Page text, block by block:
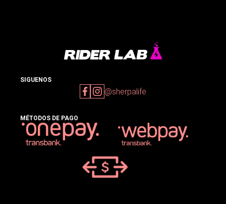
SIGUENOS
@sherpalife
MÉTODOS DE PAGO